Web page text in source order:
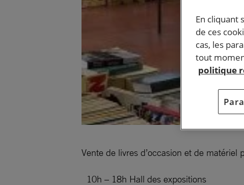
Vente de livres d’occasion et de matériel
10h – 18h Hall des expositions
En cliquant
de ces
cas, les
tout
politique